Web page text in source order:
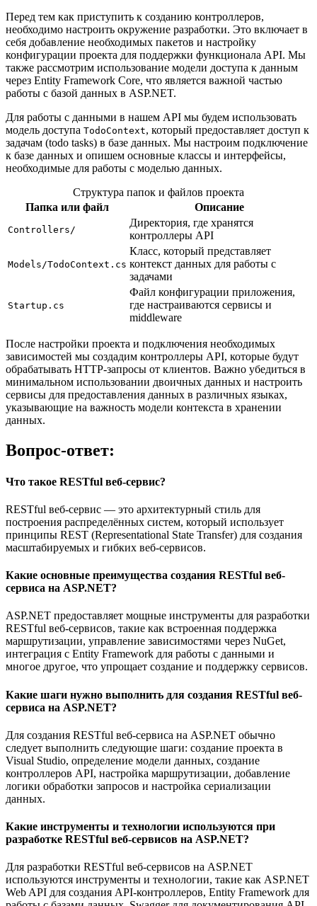
Перед тем как приступить к созданию контроллеров,
необходимо настроить окружение разработки. Это включает в
себя добавление необходимых пакетов и настройку
конфигурации проекта для поддержки функционала API. Мы
также рассмотрим использование модели доступа к данным
через Entity Framework Core, что является важной частью
работы с базой данных в ASP.NET.
Для работы с данными в нашем API мы будем использовать
модель доступа TodoContext, который предоставляет доступ к
задачам (todo tasks) в базе данных. Мы настроим подключение
к базе данных и опишем основные классы и интерфейсы,
необходимые для работы с моделью данных.
Структура папок и файлов проекта
Папка или файл
Описание
Controllers/
Директория, где хранятся
контроллеры API
Models/TodoContext.cs
Класс, который представляет
контекст данных для работы с
задачами
Startup.cs
Файл конфигурации приложения,
где настраиваются сервисы и
middleware
После настройки проекта и подключения необходимых
зависимостей мы создадим контроллеры API, которые будут
обрабатывать HTTP-запросы от клиентов. Важно убедиться в
минимальном использовании двоичных данных и настроить
сервисы для предоставления данных в различных языках,
указывающие на важность модели контекста в хранении
данных.
Вопрос-ответ:
Что такое RESTful веб-сервис?
RESTful веб-сервис — это архитектурный стиль для
построения распределённых систем, который использует
принципы REST (Representational State Transfer) для создания
масштабируемых и гибких веб-сервисов.
Какие основные преимущества создания RESTful веб-
сервиса на ASP.NET?
ASP.NET предоставляет мощные инструменты для разработки
RESTful веб-сервисов, такие как встроенная поддержка
маршрутизации, управление зависимостями через NuGet,
интеграция с Entity Framework для работы с данными и
многое другое, что упрощает создание и поддержку сервисов.
Какие шаги нужно выполнить для создания RESTful веб-
сервиса на ASP.NET?
Для создания RESTful веб-сервиса на ASP.NET обычно
следует выполнить следующие шаги: создание проекта в
Visual Studio, определение модели данных, создание
контроллеров API, настройка маршрутизации, добавление
логики обработки запросов и настройка сериализации
данных.
Какие инструменты и технологии используются при
разработке RESTful веб-сервисов на ASP.NET?
Для разработки RESTful веб-сервисов на ASP.NET
используются инструменты и технологии, такие как ASP.NET
Web API для создания API-контроллеров, Entity Framework для